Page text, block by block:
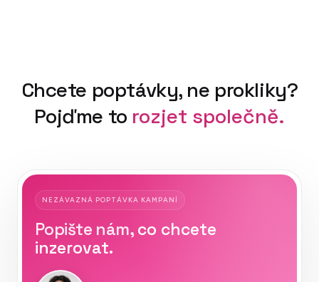
Chcete poptávky, ne prokliky?
Pojďme to rozjet společně.
NEZÁVAZNÁ POPTÁVKA KAMPANÍ
Popište nám, co chcete
inzerovat.